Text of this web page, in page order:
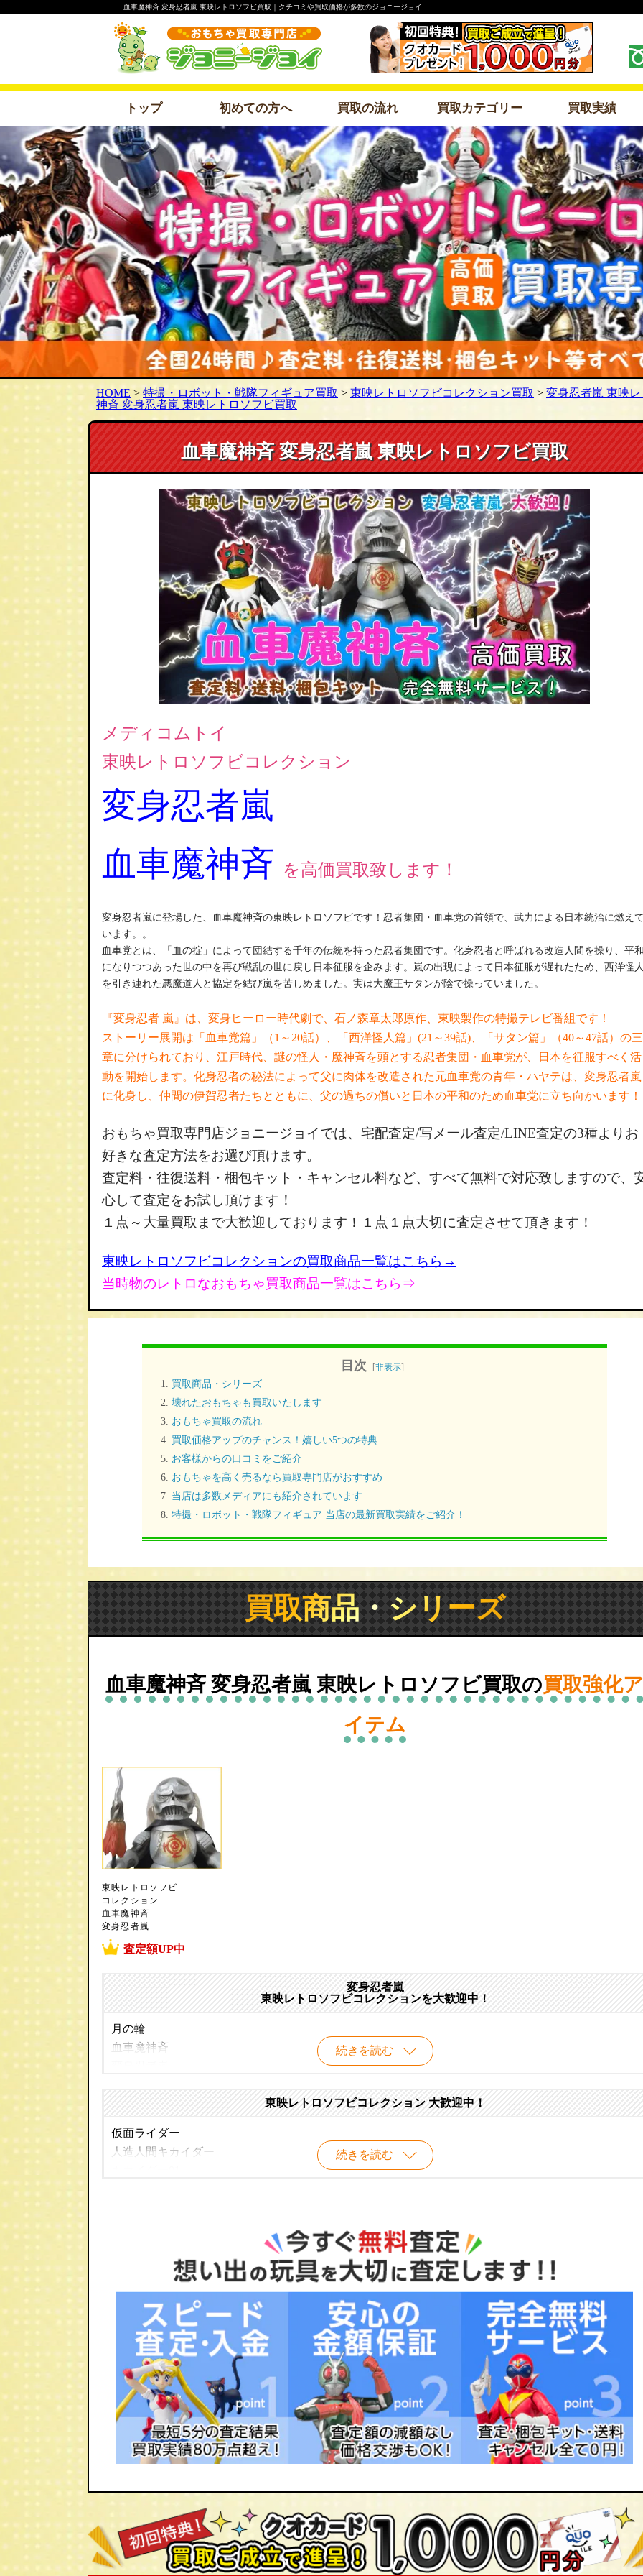
血車魔神斉 変身忍者嵐 東映レトロソフビ買取｜クチコミや買取価格が多数のジョニージョイ
トップ 初めての方へ 買取の流れ 買取カテゴリー 買取実績
HOME > 特撮・ロボット・戦隊フィギュア買取 > 東映レトロソフビコレクション買取 > 変身忍者嵐 東映
神斉 変身忍者嵐 東映レトロソフビ買取
血車魔神斉 変身忍者嵐 東映レトロソフビ買取
メディコムトイ
東映レトロソフビコレクション
変身忍者嵐
血車魔神斉
を高価買取致します！
変身忍者嵐に登場した、血車魔神斉の東映レトロソフビです！忍者集団・血車党の首領で、武力による日本統治に燃え
います。。
血車党とは、「血の掟」によって団結する千年の伝統を持った忍者集団です。化身忍者と呼ばれる改造人間を操り、平
になりつつあった世の中を再び戦乱の世に戻し日本征服を企みます。嵐の出現によって日本征服が遅れたため、西洋怪
を引き連れた悪魔道人と協定を結び嵐を苦しめました。実は大魔王サタンが陰で操っていました。
『変身忍者 嵐』は、変身ヒーロー時代劇で、石ノ森章太郎原作、東映製作の特撮テレビ番組です！
ストーリー展開は「血車党篇」（1～20話）、「西洋怪人篇」(21～39話)、「サタン篇」（40～47話）の三
章に分けられており、江戸時代、謎の怪人・魔神斉を頭とする忍者集団・血車党が、日本を征服すべく活
動を開始します。化身忍者の秘法によって父に肉体を改造された元血車党の青年・ハヤテは、変身忍者嵐
に化身し、仲間の伊賀忍者たちとともに、父の過ちの償いと日本の平和のため血車党に立ち向かいます！
おもちゃ買取専門店ジョニージョイでは、宅配査定/写メール査定/LINE査定の3種よりお
好きな査定方法をお選び頂けます。
査定料・往復送料・梱包キット・キャンセル料など、すべて無料で対応致しますので、
心して査定をお試し頂けます！
１点～大量買取まで大歓迎しております！１点１点大切に査定させて頂きます！
東映レトロソフビコレクションの買取商品一覧はこちら→
当時物のレトロなおもちゃ買取商品一覧はこちら⇒
目次 [非表示]
買取商品・シリーズ
壊れたおもちゃも買取いたします
おもちゃ買取の流れ
買取価格アップのチャンス！嬉しい5つの特典
お客様からの口コミをご紹介
おもちゃを高く売るなら買取専門店がおすすめ
当店は多数メディアにも紹介されています
特撮・ロボット・戦隊フィギュア 当店の最新買取実績をご紹介！
買取商品・シリーズ
血車魔神斉 変身忍者嵐 東映レトロソフビ買取の買取強化ア
イテム
東映レトロソフビ
コレクション
血車魔神斉
変身忍者嵐
査定額UP中
変身忍者嵐
東映レトロソフビコレクションを大歓迎中！
続きを読む
月の輪
血車魔神斉
東映レトロソフビコレクション 大歓迎中！
続きを読む
仮面ライダー
人造人間キカイダー
アクマイザー3
ロボット刑事
超人バロム・1
変身忍者嵐
宇宙鉄人キョーダイン
シリーズの東映レトロソフビコレクションも大歓迎しております！
ミドルサイズ,キングサイズも喜んで買取致します！
メディコムトイ/東映レトロソフビコレクションの買取なら、ジョニージョイにお任せください！